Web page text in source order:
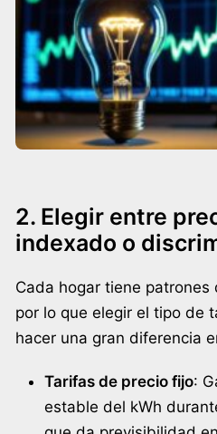
2. Elegir entre
indexado o
Cada hogar tiene
por lo que elegir el tipo de
hacer una gran diferencia
Tarifas de precio fijo:
estable del kWh